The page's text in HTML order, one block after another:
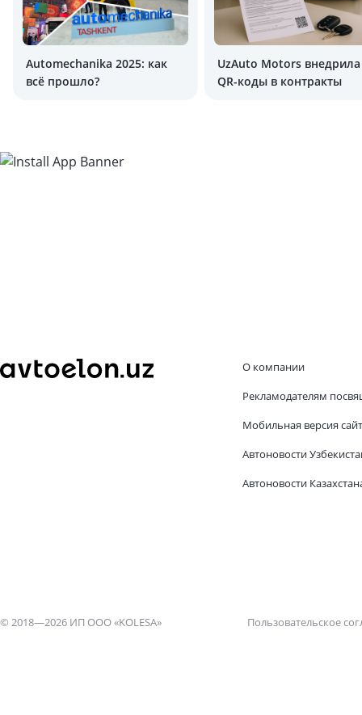
Automechanika 2025: как
всё прошло?
UzAuto Motors внедрила
QR-коды в контракты
О компании
Рекламодателям
Мобильная версия
Автоновости
Автоновости
© 2018—2026 ИП ООО «KOLESA» Пользовательское